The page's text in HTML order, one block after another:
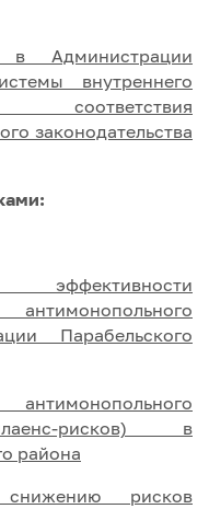
Администрации
внутреннего
законодательства
Парабельского
рисков) в
района
рисков